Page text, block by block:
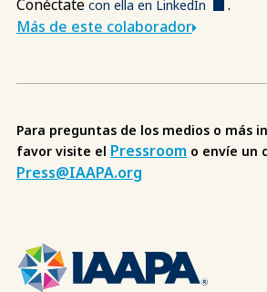
Conéctate con ella en LinkedIn
.
Más de este colaborador
Para preguntas de los medios o más
favor visite el Pressroom o envíe un
Press@IAAPA.org